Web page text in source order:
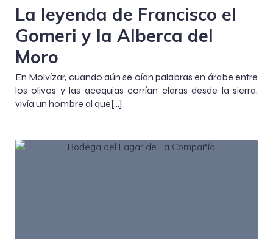
La leyenda de Francisco el
Gomeri y la Alberca del
Moro
En Molvízar, cuando aún se oían palabras en árabe entre
los olivos y las acequias corrían claras desde la sierra,
vivía un hombre al que[…]